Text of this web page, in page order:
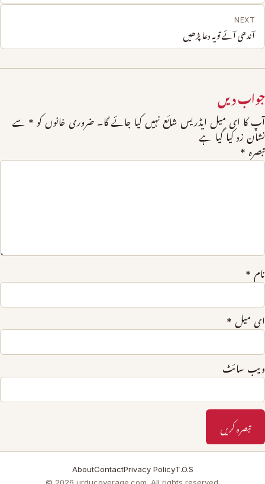
NEXT
آندھی آئے تو یہ دعا پڑھیں
جواب دیں
آپ کا ای میل ایڈریس شائع نہیں کیا جائے گا۔ ضروری خانوں کو * سے
نشان زد کیا گیا ہے
تبصرہ *
نام *
ای میل *
ویب‌ سائٹ
AboutContactPrivacy PolicyT.O.S